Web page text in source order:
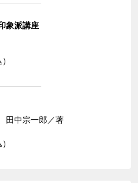
象派講座
田中宗一郎／著